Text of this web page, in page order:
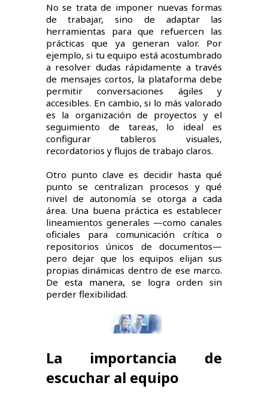
No se trata de imponer nuevas formas
de trabajar, sino de adaptar las
herramientas para que refuercen las
prácticas que ya generan valor. Por
ejemplo, si tu equipo está acostumbrado
a resolver dudas rápidamente a través
de mensajes cortos, la plataforma debe
permitir conversaciones ágiles y
accesibles. En cambio, si lo más valorado
es la organización de proyectos y el
seguimiento de tareas, lo ideal es
configurar tableros visuales,
recordatorios y flujos de trabajo claros.
Otro punto clave es decidir hasta qué
punto se centralizan procesos y qué
nivel de autonomía se otorga a cada
área. Una buena práctica es establecer
lineamientos generales —como canales
oficiales para comunicación crítica o
repositorios únicos de documentos—
pero dejar que los equipos elijan sus
propias dinámicas dentro de ese marco.
De esta manera, se logra orden sin
perder flexibilidad.
La importancia de
escuchar al equipo